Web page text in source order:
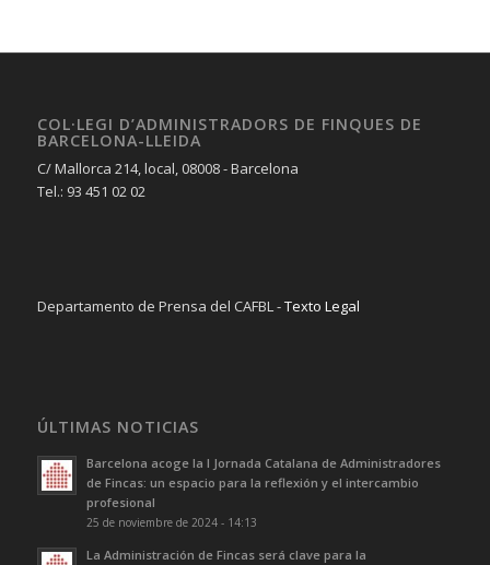
COL·LEGI D’ADMINISTRADORS DE FINQUES DE
BARCELONA-LLEIDA
C/ Mallorca 214, local, 08008 - Barcelona
Tel.: 93 451 02 02
Departamento de Prensa del CAFBL -Texto Legal
ÚLTIMAS NOTICIAS
Barcelona acoge la I Jornada Catalana de Administradores
de Fincas: un espacio para la reflexión y el intercambio
profesional
25 de noviembre de 2024 - 14:13
La Administración de Fincas será clave para la